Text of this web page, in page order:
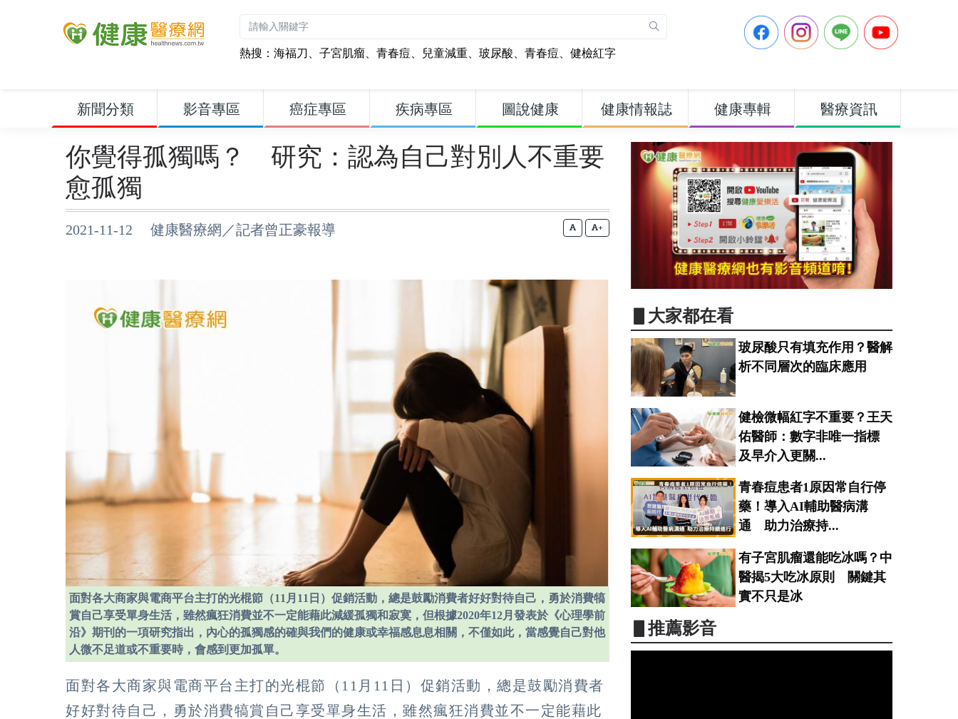
熱搜： 海福刀 、 子宮肌瘤、 青春痘、 兒童減重、 玻尿酸、 青春痘、 健檢紅字
新聞分類 影音專區 癌症專區 疾病專區 圖說健康 健康情報誌 健康專輯 醫療資訊
你覺得孤獨嗎？ 研究：認為自己對別人不重要
愈孤獨
2021-11-12 健康醫療網／記者曾正豪報導 +
面對各大商家與電商平台主打的光棍節（11月11日）促銷活動，總是鼓勵消費者好好對待自己，勇於消費犒
賞自己享受單身生活，雖然瘋狂消費並不一定能藉此減緩孤獨和寂寞，但根據2020年12月發表於《心理學前
沿》期刊的一項研究指出，內心的孤獨感的確與我們的健康或幸福感息息相關，不僅如此，當感覺自己對他
人微不足道或不重要時，會感到更加孤單。
面對各大商家與電商平台主打的光棍節（11月11日）促銷活動，總是鼓勵消費者
好好對待自己，勇於消費犒賞自己享受單身生活，雖然瘋狂消費並不一定能藉此
▋大家都在看
玻尿酸只有填充作用？醫解
析不同層次的臨床應用
健檢微幅紅字不重要？王天
佑醫師：數字非唯一指標
及早介入更關...
青春痘患者1原因常自行停
藥！導入AI輔助醫病溝
通 助力治療持...
有子宮肌瘤還能吃冰嗎？中
醫揭5大吃冰原則 關鍵其
實不只是冰
▋推薦影音